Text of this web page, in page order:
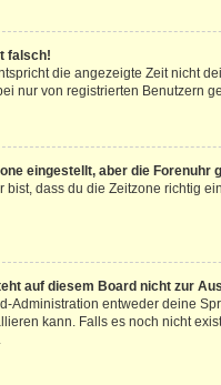
falsch!
die angezeigte Zeit nicht
nur von registrierten Benutzern
eingestellt, aber die Forenuhr
bist, dass du die Zeitzone richtig
auf diesem Board nicht zur
Administration entweder deine
kann. Falls es noch nicht